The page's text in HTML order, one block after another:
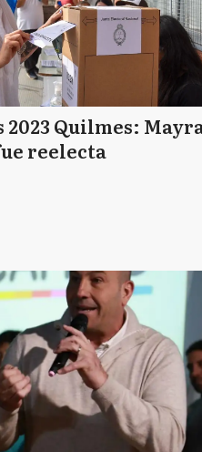
2023 Quilmes:
reelecta